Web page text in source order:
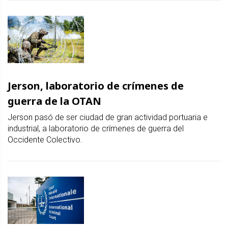
Jerson, laboratorio de crímenes de
guerra de la OTAN
Jerson pasó de ser ciudad de gran actividad portuaria e
industrial, a laboratorio de crímenes de guerra del
Occidente Colectivo.